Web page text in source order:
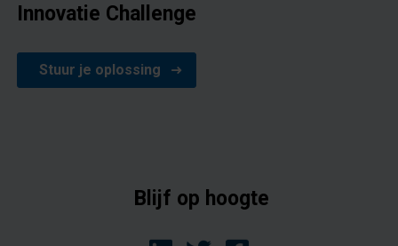
Innovatie Challenge
Stuur je oplossing
Blijf op hoogte